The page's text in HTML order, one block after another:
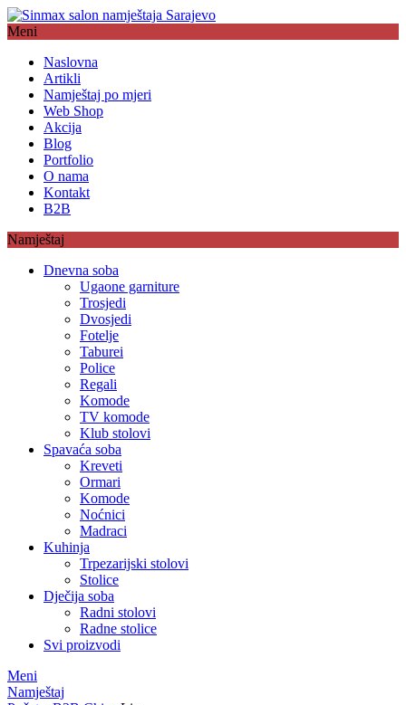
Meni
Naslovna
Artikli
Namještaj po mjeri
Web Shop
Akcija
Blog
Portfolio
O nama
Kontakt
B2B
Namještaj
Dnevna soba
Ugaone garniture
Trosjedi
Dvosjedi
Fotelje
Taburei
Police
Regali
Komode
TV komode
Klub stolovi
Spavaća soba
Kreveti
Ormari
Komode
Noćnici
Madraci
Kuhinja
Trpezarijski stolovi
Stolice
Dječija soba
Radni stolovi
Radne stolice
Svi proizvodi
Meni
Namještaj